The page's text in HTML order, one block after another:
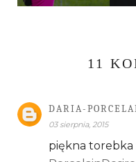
11
DARIA-
03 sierpnia, 2015
piękna torebka